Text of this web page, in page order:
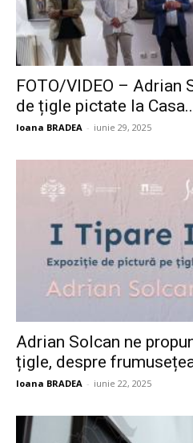
FOTO/VIDEO – Adrian
de țigle pictate la
Ioana BRADEA - iunie 29, 2025
Adrian Solcan ne
țigle, despre
Ioana BRADEA - iunie 22, 2025